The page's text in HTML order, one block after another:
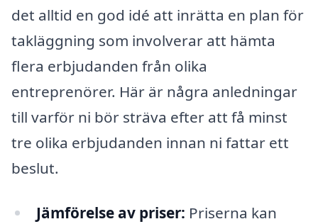
det alltid en god idé att inrätta en plan för
takläggning som involverar att hämta
flera erbjudanden från olika
entreprenörer. Här är några anledningar
till varför ni bör sträva efter att få minst
tre olika erbjudanden innan ni fattar ett
beslut.
Jämförelse av priser: Priserna kan